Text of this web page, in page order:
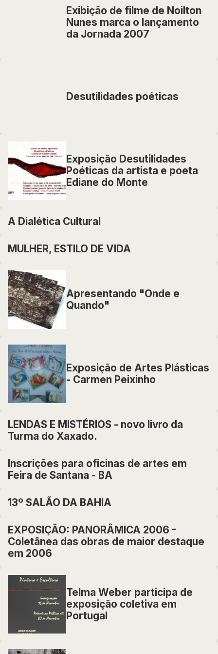
Exibição de filme de Noilton
Nunes marca o lançamento
da Jornada 2007
Desutilidades poéticas
Exposição Desutilidades
Poéticas da artista e poeta
Ediane do Monte
A Dialética Cultural
MULHER, ESTILO DE VIDA
Apresentando "Onde e
Quando"
Exposição de Artes Plásticas
- Carmen Peixinho
LENDAS E MISTÉRIOS - novo livro da
Turma do Xaxado.
Inscrições para oficinas de artes em
Feira de Santana - BA
13º SALÃO DA BAHIA
EXPOSIÇÃO: PANORÂMICA 2006 -
Coletânea das obras de maior destaque
em 2006
Telma Weber participa de
exposição coletiva em
Portugal